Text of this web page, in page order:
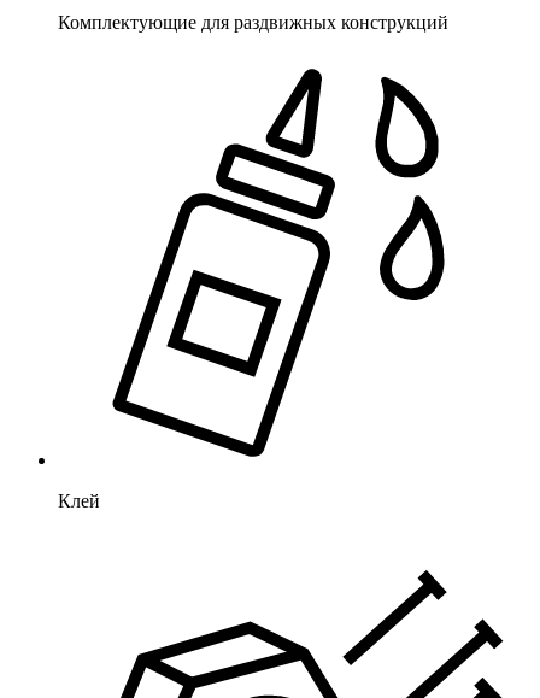
Комплектующие для раздвижных конструкций
Клей